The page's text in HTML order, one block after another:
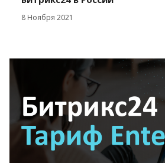
8 Ноября 2021